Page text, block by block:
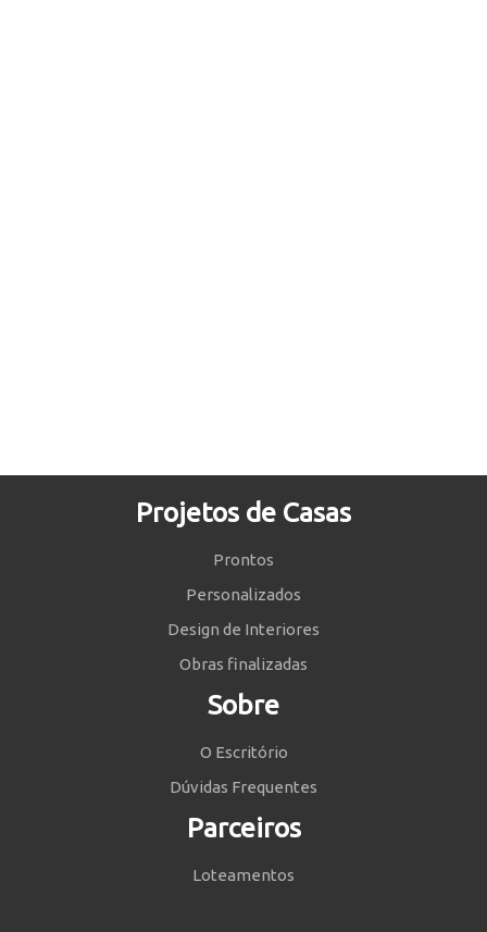
Projetos de Casas
Prontos
Personalizados
Design de Interiores
Obras finalizadas
Sobre
O Escritório
Dúvidas Frequentes
Parceiros
Loteamentos